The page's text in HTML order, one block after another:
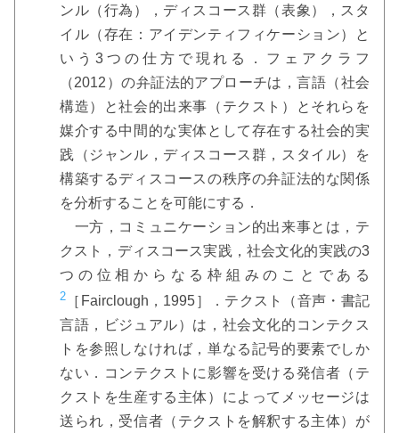
ンル（行為），ディスコース群（表象），スタ
イル（存在：アイデンティフィケーション）と
いう3つの仕方で現れる．フェアクラフ
（2012）の弁証法的アプローチは，言語（社会
構造）と社会的出来事（テクスト）とそれらを
媒介する中間的な実体として存在する社会的実
践（ジャンル，ディスコース群，スタイル）を
構築するディスコースの秩序の弁証法的な関係
を分析することを可能にする．
一方，コミュニケーション的出来事とは，テ
クスト，ディスコース実践，社会文化的実践の3
つの位相からなる枠組みのことである
2 ［Fairclough，1995］．テクスト（音声・書記
言語，ビジュアル）は，社会文化的コンテクス
トを参照しなければ，単なる記号的要素でしか
ない．コンテクストに影響を受ける発信者（テ
クストを生産する主体）によってメッセージは
送られ，受信者（テクストを解釈する主体）が